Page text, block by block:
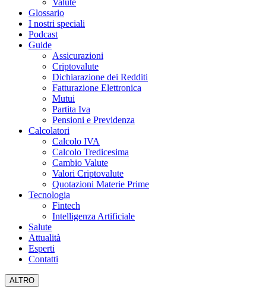
Glossario
I nostri speciali
Podcast
Guide
Assicurazioni
Criptovalute
Dichiarazione dei Redditi
Fatturazione Elettronica
Mutui
Partita Iva
Pensioni e Previdenza
Calcolatori
Calcolo IVA
Calcolo Tredicesima
Cambio Valute
Valori Criptovalute
Quotazioni Materie Prime
Tecnologia
Fintech
Intelligenza Artificiale
Salute
Attualità
Esperti
Contatti
ALTRO